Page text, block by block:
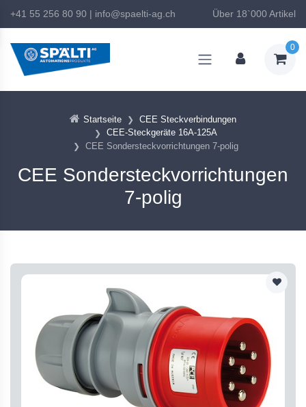
+41 55 256 80 90 | info@spaelti-ag.ch Über 18`000 Artikel
0
Startseite
CEE Steckverbindungen
CEE-Steckgeräte 16A-125A
CEE Sondersteckvorrichtungen 7-polig
CEE Sondersteckvorrichtungen
7-polig